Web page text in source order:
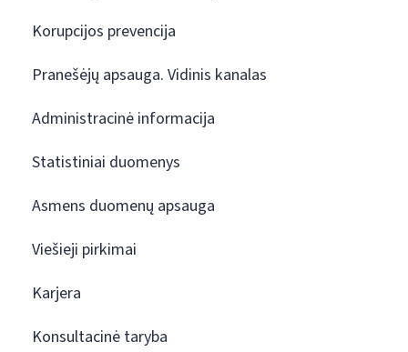
Korupcijos prevencija
Pranešėjų apsauga. Vidinis kanalas
Administracinė informacija
Statistiniai duomenys
Asmens duomenų apsauga
Viešieji pirkimai
Karjera
Konsultacinė taryba